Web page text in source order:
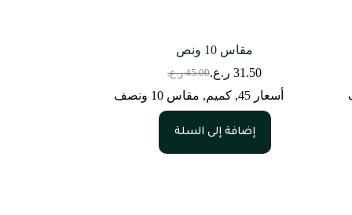
مقاس 10 ونص
45.00 ر.ع. السعر
الأصلي
هو:
45.00 ر.ع..
31.50 ر.ع.السعر
الحالي
هو:
31.50 ر.ع..
أسعار 45 , كميم, مقاس 10 ونصف
إضافة إلى السلة